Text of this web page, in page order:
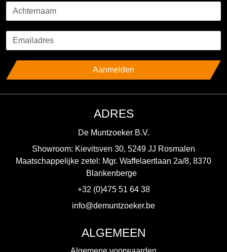
Aanmelden
ADRES
De Muntzoeker B.V.
Showroom: Kievitsven 30, 5249 JJ Rosmalen
Maatschappelijke zetel: Mgr. Waffelaertlaan 2a/8, 8370
Blankenberge
+32 (0)475 51 64 38
info@demuntzoeker.be
ALGEMEEN